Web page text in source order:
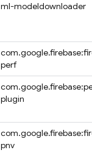
ml-modeldownloader
perf
plugin
pnv